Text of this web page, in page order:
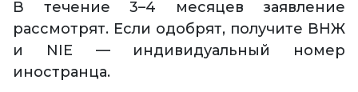
В течение 3–4 месяцев заявление
рассмотрят. Если одобрят, получите ВНЖ
и NIE — индивидуальный номер
иностранца.